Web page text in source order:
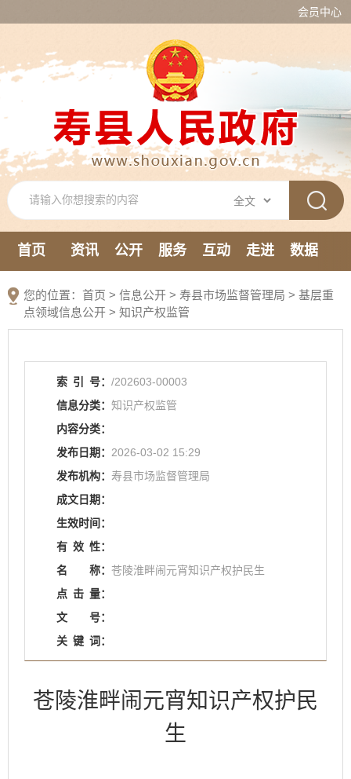
会员中心
首页 资讯 公开 服务 互动 走进
数据
您的位置： 首页 > 信息公开 > 寿县市场监督管理局 > 基层重
点领域信息公开 > 知识产权监管
索 引 号： /202603-00003
信息分类： 知识产权监管
内容分类：
发布日期： 2026-03-02 15:29
发布机构： 寿县市场监督管理局
成文日期：
生效时间：
有 效 性：
名
称： 苍陵淮畔闹元宵知识产权护民生
点 击 量：
文
号：
关 键 词：
苍陵淮畔闹元宵知识产权护民
生